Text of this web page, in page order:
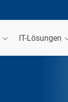
IT-Lösungen